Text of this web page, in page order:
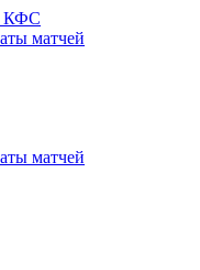
КФС
матчей
матчей